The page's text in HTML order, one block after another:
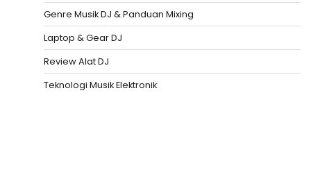
Genre Musik DJ & Panduan Mixing
Laptop & Gear DJ
Review Alat DJ
Teknologi Musik Elektronik